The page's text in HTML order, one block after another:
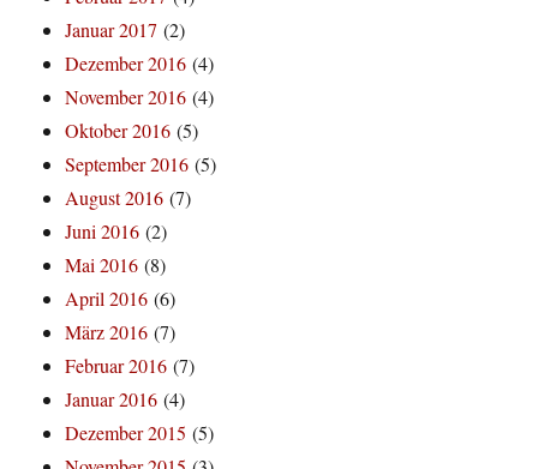
Januar 2017 (2)
Dezember 2016 (4)
November 2016 (4)
Oktober 2016 (5)
September 2016 (5)
August 2016 (7)
Juni 2016 (2)
Mai 2016 (8)
April 2016 (6)
März 2016 (7)
Februar 2016 (7)
Januar 2016 (4)
Dezember 2015 (5)